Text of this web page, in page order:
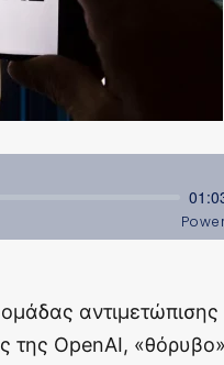
αντιμετώπισης
OpenAI,